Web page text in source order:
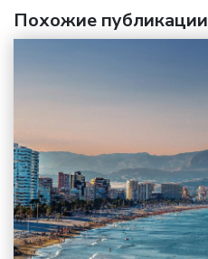
Похожие публикации